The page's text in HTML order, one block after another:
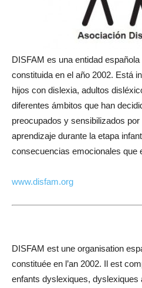
DISFAM es una entidad
constituida en el año 2002. Está
hijos con dislexia, adultos
diferentes ámbitos que han
preocupados y sensibilizados
aprendizaje durante la etapa
consecuencias emocionales que
www.disfam.org
DISFAM est une organisation
constituée en l’an 2002. Il est
enfants dyslexiques, dyslexiques